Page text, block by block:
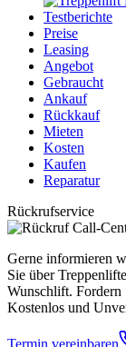
Testberichte
Preise
Leasing
Angebot
Gebraucht
Ankauf
Rückkauf
Mieten
Kosten
Kaufen
Reparatur
Rückrufservice
Gerne informieren
Sie über
Wunschlift. Fordern
Kostenlos und